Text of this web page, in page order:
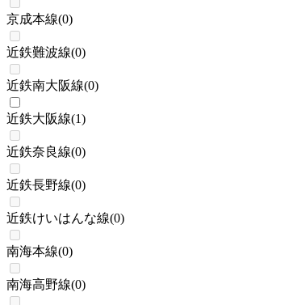
京成本線(0)
近鉄難波線(0)
近鉄南大阪線(0)
近鉄大阪線(1)
近鉄奈良線(0)
近鉄長野線(0)
近鉄けいはんな線(0)
南海本線(0)
南海高野線(0)